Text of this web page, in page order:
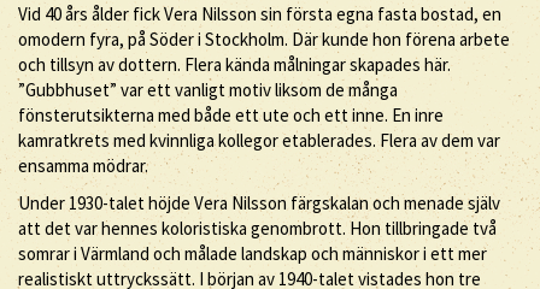
Vid 40 års ålder fick Vera Nilsson sin första egna fasta bostad, en
omodern fyra, på Söder i Stockholm. Där kunde hon förena arbete
och tillsyn av dottern. Flera kända målningar skapades här.
”Gubbhuset” var ett vanligt motiv liksom de många
fönsterutsikterna med både ett ute och ett inne. En inre
kamratkrets med kvinnliga kollegor etablerades. Flera av dem var
ensamma mödrar.
Under 1930-talet höjde Vera Nilsson färgskalan och menade själv
att det var hennes koloristiska genombrott. Hon tillbringade två
somrar i Värmland och målade landskap och människor i ett mer
realistiskt uttryckssätt. I början av 1940-talet vistades hon tre